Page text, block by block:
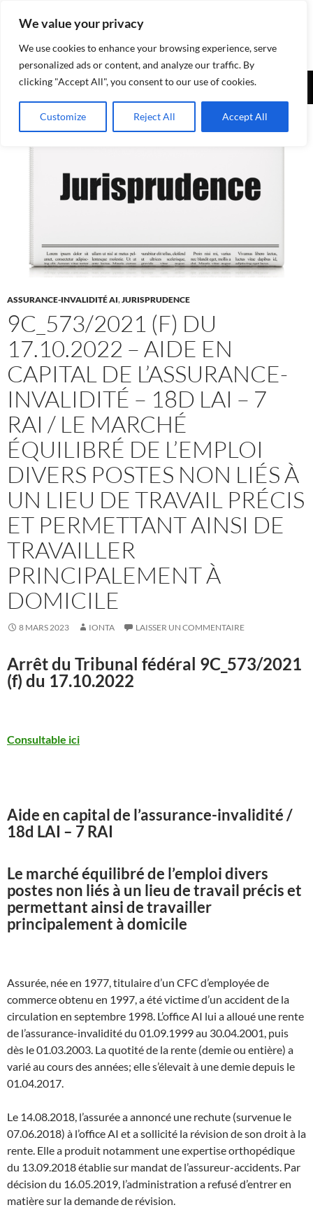
We value your privacy
We use cookies to enhance your browsing experience, serve
personalized ads or content, and analyze our traffic. By
clicking "Accept All", you consent to our use of cookies.
Customize Reject All Accept All
Assurances-sociales.info
Recherche
ASSURANCE-INVALIDITÉ AI,JURISPRUDENCE
9C_573/2021 (F) DU
17.10.2022 – AIDE EN
CAPITAL DE L’ASSURANCE-
INVALIDITÉ – 18D LAI – 7
RAI / LE MARCHÉ
ÉQUILIBRÉ DE L’EMPLOI
DIVERS POSTES NON LIÉS À
UN LIEU DE TRAVAIL PRÉCIS
ET PERMETTANT AINSI DE
TRAVAILLER
PRINCIPALEMENT À
DOMICILE
8 MARS 2023 IONTA LAISSER UN COMMENTAIRE
Arrêt du Tribunal fédéral 9C_573/2021
(f) du 17.10.2022
Consultable ici
Aide en capital de l’assurance-invalidité /
18d LAI – 7 RAI
Le marché équilibré de l’emploi divers
postes non liés à un lieu de travail précis et
permettant ainsi de travailler
principalement à domicile
Assurée, née en 1977, titulaire d’un CFC d’employée de
commerce obtenu en 1997, a été victime d’un accident de la
circulation en septembre 1998. L’office AI lui a alloué une rente
de l’assurance-invalidité du 01.09.1999 au 30.04.2001, puis
dès le 01.03.2003. La quotité de la rente (demie ou entière) a
varié au cours des années; elle s’élevait à une demie depuis le
01.04.2017.
Le 14.08.2018, l’assurée a annoncé une rechute (survenue le
07.06.2018) à l’office AI et a sollicité la révision de son droit à la
rente. Elle a produit notamment une expertise orthopédique
du 13.09.2018 établie sur mandat de l’assureur-accidents. Par
décision du 16.05.2019, l’administration a refusé d’entrer en
matière sur la demande de révision.